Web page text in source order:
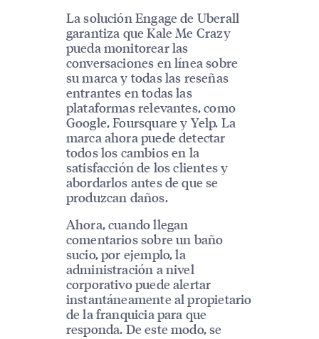
La solución Engage de Uberall
garantiza que Kale Me Crazy
pueda monitorear las
conversaciones en línea sobre
su marca y todas las reseñas
entrantes en todas las
plataformas relevantes, como
Google, Foursquare y Yelp. La
marca ahora puede detectar
todos los cambios en la
satisfacción de los clientes y
abordarlos antes de que se
produzcan daños.
Ahora, cuando llegan
comentarios sobre un baño
sucio, por ejemplo, la
administración a nivel
corporativo puede alertar
instantáneamente al propietario
de la franquicia para que
responda. De este modo, se